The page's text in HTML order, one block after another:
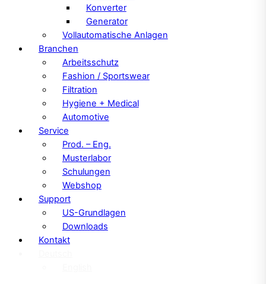
Konverter
Generator
Vollautomatische Anlagen
Branchen
Arbeitsschutz
Fashion / Sportswear
Filtration
Hygiene + Medical
Automotive
Service
Prod. – Eng.
Musterlabor
Schulungen
Webshop
Support
US-Grundlagen
Downloads
Kontakt